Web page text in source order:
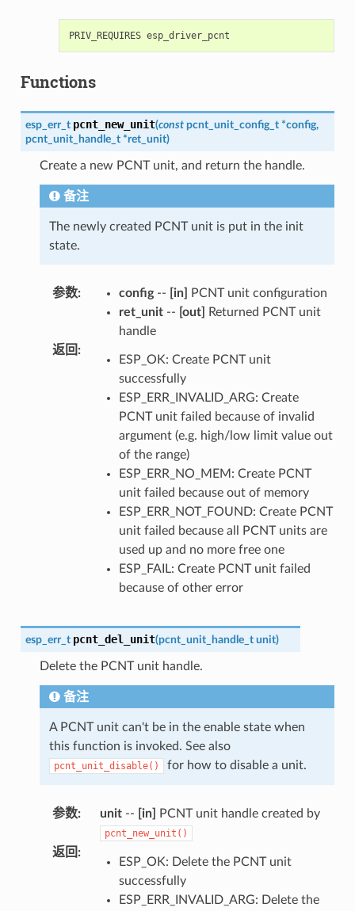
Functions
esp_err_t pcnt_new_unit(const pcnt_unit_config_t *config,
pcnt_unit_handle_t *ret_unit)
Create a new PCNT unit, and return the handle.
备注
The newly created PCNT unit is put in the init
state.
参数: config-- [in]
PCNT unit configuration
ret_unit-- [out]
Returned PCNT unit
handle
返回 :
ESP_OK: Create PCNT unit
successfully
ESP_ERR_INVALID_ARG: Create
PCNT unit failed because of invalid
argument (e.g. high/low limit value out
of the range)
ESP_ERR_NO_MEM: Create PCNT
unit failed because out of memory
ESP_ERR_NOT_FOUND: Create PCNT
unit failed because all PCNT units are
used up and no more free one
ESP_FAIL: Create PCNT unit failed
because of other error
esp_err_t pcnt_del_unit(pcnt_unit_handle_t unit)
Delete the PCNT unit handle.
备注
A PCNT unit can't be in the enable state when
this function is invoked. See also
pcnt_unit_disable() for how to disable a unit.
参数: unit-- [in] PCNT unit handle created by
pcnt_new_unit()
返回 :
ESP_OK: Delete the PCNT unit
successfully
ESP_ERR_INVALID_ARG: Delete the